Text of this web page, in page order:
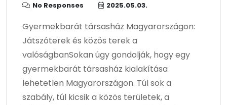
No Responses 2025.05.03.
Gyermekbarát társasház Magyarországon:
Játszóterek és közös terek a
valóságbanSokan úgy gondolják, hogy egy
gyermekbarát társasház kialakítása
lehetetlen Magyarországon. Túl sok a
szabály, túl kicsik a közös területek, a